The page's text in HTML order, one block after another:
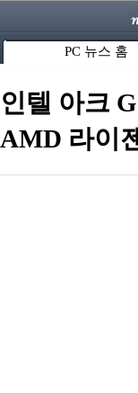
PC 뉴스 홈
인텔 아크
AMD 라이